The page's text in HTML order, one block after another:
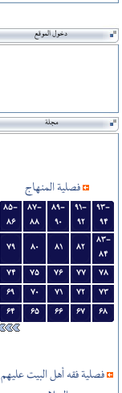
دخول الموقع
مجلة
فصلية المنهاج
93-
94
91-
92
89-
90
87-
88
85-
86
83-
84
82
81
80
79
78
77
76
75
74
73
72
71
70
69
68
67
66
65
64
فصلية فقه أهل البيت علیهم